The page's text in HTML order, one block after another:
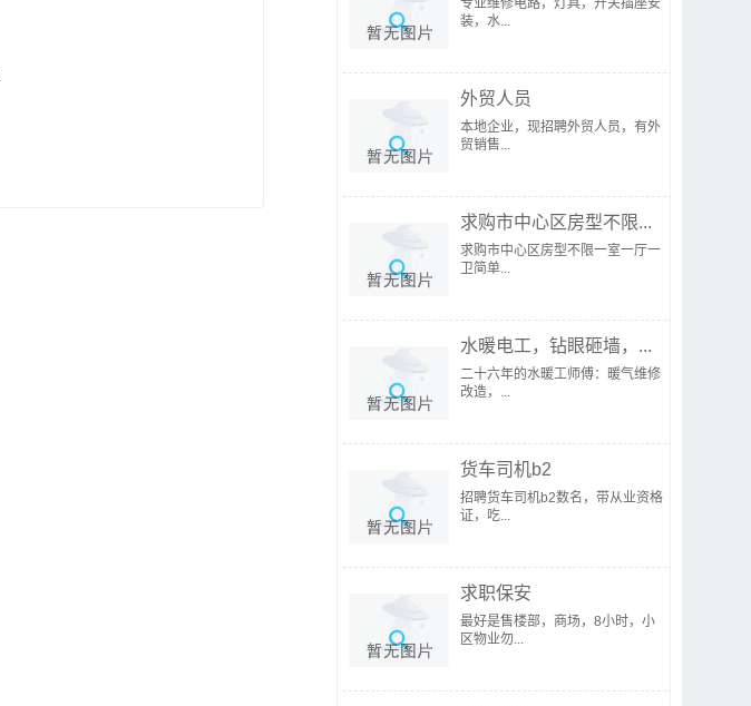
专业维修电路，灯具，开关插座安
装，水...
外贸人员
本地企业，现招聘外贸人员，有外
贸销售...
求购市中心区房型不限...
求购市中心区房型不限一室一厅一
卫简单...
水暖电工，钻眼砸墙，...
二十六年的水暖工师傅：暖气维修
改造，...
货车司机b2
招聘货车司机b2数名，带从业资格
证，吃...
求职保安
最好是售楼部，商场，8小时，小
区物业勿...